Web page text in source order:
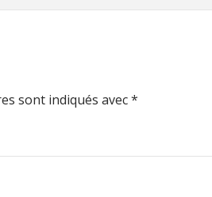
sont indiqués avec*